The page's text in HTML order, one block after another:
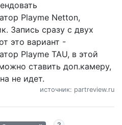
Playme Netton,
Запись сразу с двух
это вариант -
Playme TAU, в этой
ставить доп.камеру,
не идет.
источник: partreview.ru